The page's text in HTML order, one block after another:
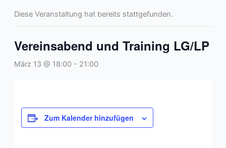
Diese Veranstaltung hat bereits stattgefunden.
Vereinsabend und Training LG/LP
März 13 @ 18:00- 21:00
Zum Kalender hinzufügen